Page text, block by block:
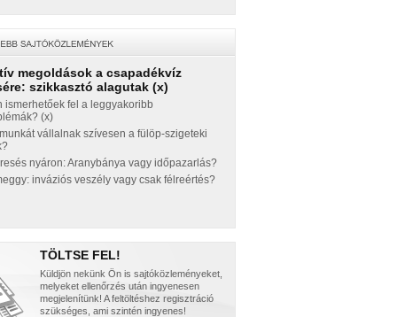
megoldások a csapadékvíz
szikkasztó alagutak (x)
ismerhetőek fel a leggyakoribb
(x)
vállalnak szívesen a fülöp-szigeteki
nyáron: Aranybánya vagy időpazarlás?
inváziós veszély vagy csak félreértés?
TÖLTSE FEL!
Küldjön nekünk Ön is sajtóközleményeket,
melyeket ellenőrzés után ingyenesen
megjelenítünk! A feltöltéshez regisztráció
szükséges, ami szintén ingyenes!